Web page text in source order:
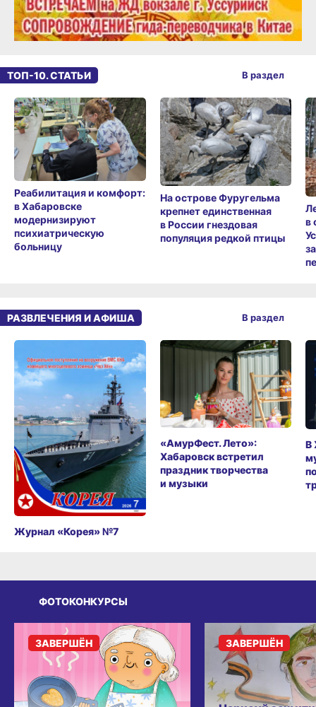
ТОП-10. СТАТЬИ
Реабилитация и комфорт:
в Хабаровске
модернизируют
психиатрическую
больницу
На острове Фуругельма
крепнет единственная
в России гнездовая
популяция редкой птицы
в
В раздел
РАЗВЛЕЧЕНИЯ И АФИША
Журнал «Корея» №7
«АмурФест. Лето»:
Хабаровск встретил
праздник творчества
и музыки
В
В раздел
ФОТОКОНКУРСЫ
ЗАВЕРШЁН ЗАВЕРШЁН